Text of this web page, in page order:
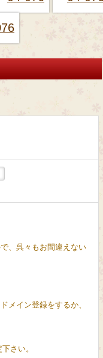
、呉々もお間違えない
メイン登録をするか、
さい。